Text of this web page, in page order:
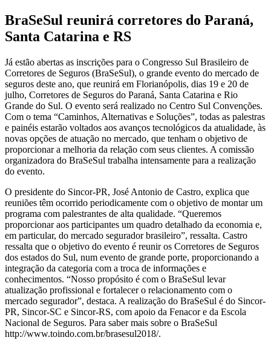
BraSeSul reunirá corretores do Paraná,
Santa Catarina e RS
Já estão abertas as inscrições para o Congresso Sul Brasileiro de
Corretores de Seguros (BraSeSul), o grande evento do mercado de
seguros deste ano, que reunirá em Florianópolis, dias 19 e 20 de
julho, Corretores de Seguros do Paraná, Santa Catarina e Rio
Grande do Sul. O evento será realizado no Centro Sul Convenções.
Com o tema “Caminhos, Alternativas e Soluções”, todas as palestras
e painéis estarão voltados aos avanços tecnológicos da atualidade, às
novas opções de atuação no mercado, que tenham o objetivo de
proporcionar a melhoria da relação com seus clientes. A comissão
organizadora do BraSeSul trabalha intensamente para a realização
do evento.
O presidente do Sincor-PR, José Antonio de Castro, explica que
reuniões têm ocorrido periodicamente com o objetivo de montar um
programa com palestrantes de alta qualidade. “Queremos
proporcionar aos participantes um quadro detalhado da economia e,
em particular, do mercado segurador brasileiro”, ressalta. Castro
ressalta que o objetivo do evento é reunir os Corretores de Seguros
dos estados do Sul, num evento de grande porte, proporcionando a
integração da categoria com a troca de informações e
conhecimentos. “Nosso propósito é com o BraSeSul levar
atualização profissional e fortalecer o relacionamento com o
mercado segurador”, destaca. A realização do BraSeSul é do Sincor-
PR, Sincor-SC e Sincor-RS, com apoio da Fenacor e da Escola
Nacional de Seguros. Para saber mais sobre o BraSeSul
http://www.toindo.com.br/brasesul2018/.